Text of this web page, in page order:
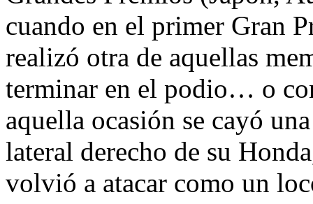
cuando en el primer Gran
realizó otra de aquellas
terminar en el podio… o
aquella ocasión se cayó
lateral derecho de su
volvió a atacar como un